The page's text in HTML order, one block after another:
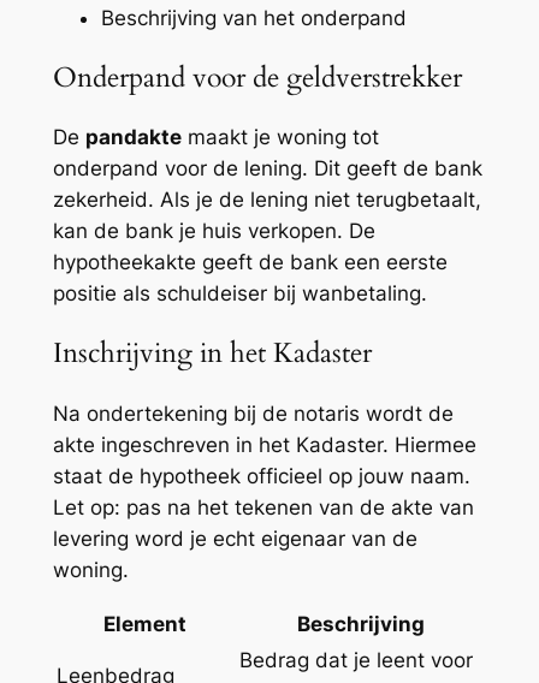
Beschrijving van het onderpand
Onderpand voor de geldverstrekker
De pandaktemaakt je woning tot
onderpand voor de lening. Dit geeft de bank
zekerheid. Als je de lening niet terugbetaalt,
kan de bank je huis verkopen. De
hypotheekakte geeft de bank een eerste
positie als schuldeiser bij wanbetaling.
Inschrijving in het Kadaster
Na ondertekening bij de notaris wordt de
akte ingeschreven in het Kadaster. Hiermee
staat de hypotheek officieel op jouw naam.
Let op: pas na het tekenen van de akte van
levering word je echt eigenaar van de
woning.
Element Beschrijving
Leenbedrag
Bedrag dat je leent voor